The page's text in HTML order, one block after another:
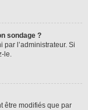
sondage ?
par l’administrateur. Si
le.
être modifiés que par